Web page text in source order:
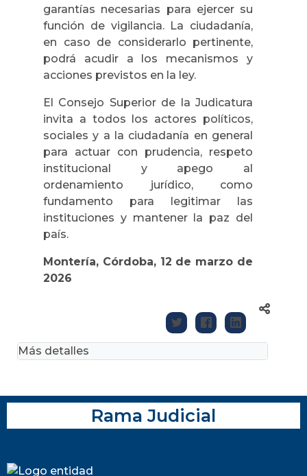
garantías necesarias para ejercer su
función de vigilancia. La ciudadanía,
en caso de considerarlo pertinente,
podrá acudir a los mecanismos y
acciones previstos en la ley.
El Consejo Superior de la Judicatura
invita a todos los actores políticos,
sociales y a la ciudadanía en general
para actuar con prudencia, respeto
institucional y apego al
ordenamiento jurídico, como
fundamento para legitimar las
instituciones y mantener la paz del
país.
Montería, Córdoba, 12 de marzo de
2026
Más detalles
Rama Judicial